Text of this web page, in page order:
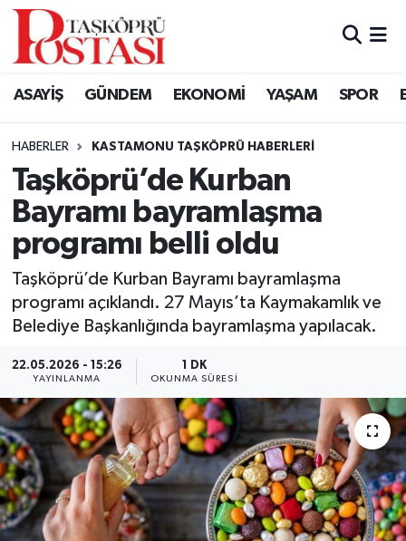
ASAYİŞ GÜNDEM EKONOMİ YAŞAM SPOR
HABERLER KASTAMONU TAŞKÖPRÜ HABERLERI
Taşköprü’de Kurban
Bayramı bayramlaşma
programı belli oldu
Taşköprü’de Kurban Bayramı bayramlaşma
programı açıklandı. 27 Mayıs’ta Kaymakamlık ve
Belediye Başkanlığında bayramlaşma yapılacak.
22.05.2026 - 15:26
YAYINLANMA
1 DK
OKUNMA SÜRESI
Kastamonu Vefat Edenler
Araç Haberleri
Azdavay Haberleri
Bozkurt Haberleri
Daday Haberleri
Devrekani Haberleri
Doğanyurt Haberleri